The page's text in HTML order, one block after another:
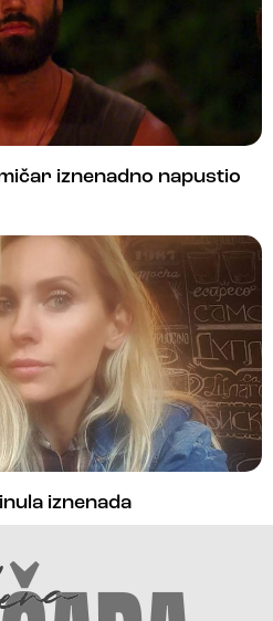
iznenadno napustio
iznenada